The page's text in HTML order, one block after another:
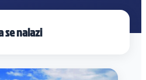
se nalazi